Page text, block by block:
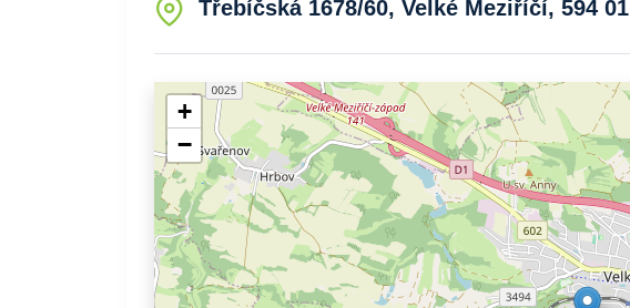
Třebíčská 1678/60, Velké Meziříčí, 594 01
+
−